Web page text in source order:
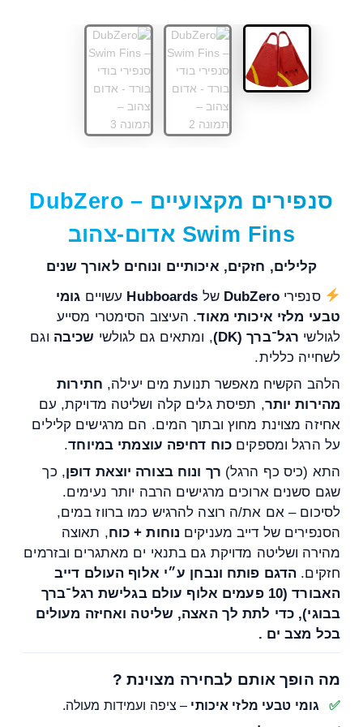
סנפירים מקצועיים – DubZero
Swim Fins אדום-צהוב
קלילים, חזקים, איכותיים ונוחים לאורך שנים
סנפיריDubZero של Hubboards עשויים גומי
טבעי מלזי איכותי מאוד. העיצוב הסימטרי מסייע
לגולשי רגל־ברך (DK) , ומתאים גם לגולשי שכיבה וגם
לשחייה כללית.
הלהב הקשיח מאפשר תנועת מים יעילה, חתירות
מהירות יותר, תפיסת גלים קלה ושליטה מדויקת, עם
אחיזה מצוינת מחוץ ובתוך המים. הם מרגישים קלילים
על הרגל ומספקים כוח דחיפה עוצמתי במיוחד.
התא (כיס כף הרגל) רך ונוח בצורה יוצאת דופן, כך
שגם סשנים ארוכים מרגישים הרבה יותר נעימים.
לסיכום – אם את/ה רוצה להרגיש כמו ברווז במים,
הסנפירים של דייב מעניקים נוחות + כוח, תאוצה
מהירה ושליטה מדויקת גם בתנאי ים מאתגרים ובזרמים
חזקים. הדגם פותח ונבחן ע״י אלוף העולם דייב
האבורד (10 פעמים אלוף עולם בגלישת רגל־ברך
בבוגי), כדי לתת לך האצה, שליטה ואחיזה מעולים
בכל מצב ים .
מה הופך אותם לבחירה מצוינת ?
גומי טבעי מלזי איכותי – ציפה ועמידות מעולה.